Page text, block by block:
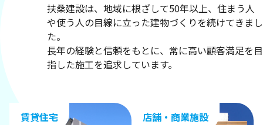
扶桑建設は、地域に根ざして50年以上、住まう人
や使う人の目線に立った建物づくりを続けてきまし
た。
長年の経験と信頼をもとに、常に高い顧客満足を目
指した施工を追求しています。
賃貸住宅 店舗・商業施設